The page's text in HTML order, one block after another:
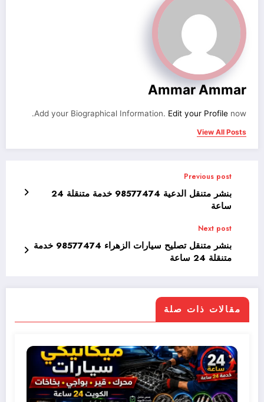
Ammar Ammar
Add your Biographical Information. Edit your Profile now.
View All Posts
Previous post
بنشر متنقل الدعية 98577474 خدمة متنقلة 24
ساعة
Next post
بنشر متنقل تصليح سيارات الزهراء 98577474 خدمة
متنقلة 24 ساعة
مقالات ذات صلة